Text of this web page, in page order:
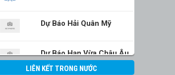
Dự Báo Hải Quân Mỹ
Dự Báo Hạn Vừa Châu Âu
LIÊN KẾT TRONG NƯỚC